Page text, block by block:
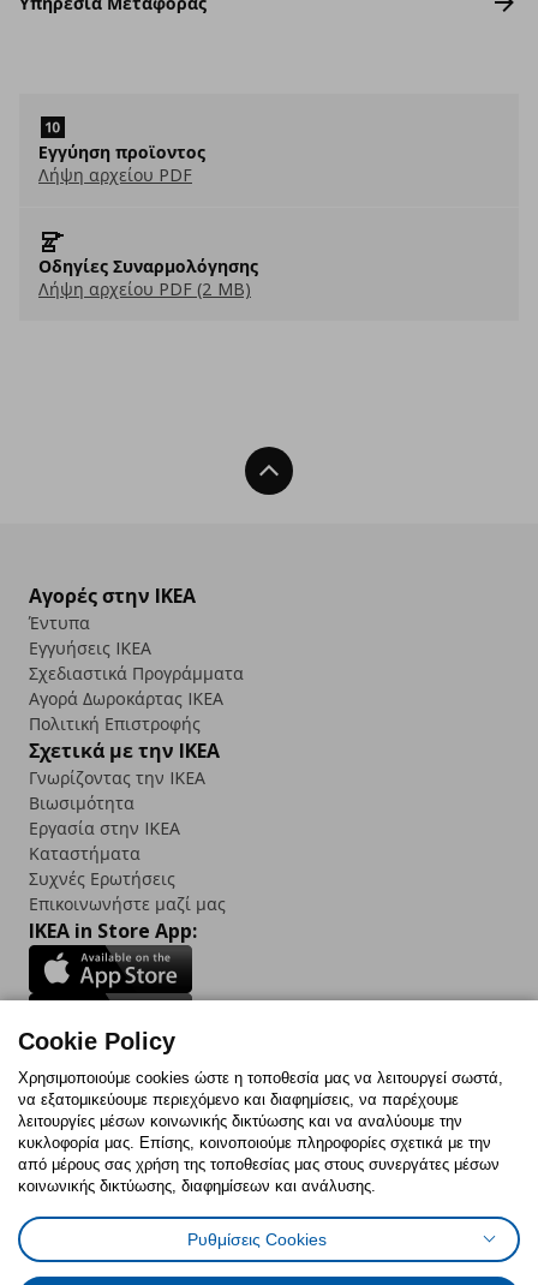
Eγγύηση προϊοντος
Λήψη αρχείου PDF
Οδηγίες Συναρμολόγησης
Λήψη αρχείου PDF (2 MB)
Back To Top
Αγορές στην IKEA
Έντυπα
Εγγυήσεις IKEA
Σχεδιαστικά Προγράμματα
Αγορά Δωρoκάρτας IKEA
Πολιτική Επιστροφής
Σχετικά με την IKEA
Γνωρίζοντας την IKEA
Βιωσιμότητα
Εργασία στην IKEA
Καταστήματα
Συχνές Ερωτήσεις
Επικοινωνήστε μαζί μας
IKEA in Store App:
Follow us:
FacebookInstagram
TikTokYoutubePinterestTwitter
Πολιτική CookiesΔήλωση ψηφιακής προσβασιμότητας
Έντυπο Επιστροφής / ΑκύρωσηςΡυθμίσεις cookiesΌροι Χρήσης
Cookie Policy
Χρησιμοποιούμε cookies ώστε η τοποθεσία μας να λειτουργεί σωστά,
να εξατομικεύουμε περιεχόμενο και διαφημίσεις, να παρέχουμε
λειτουργίες μέσων κοινωνικής δικτύωσης και να αναλύουμε την
κυκλοφορία μας. Επίσης, κοινοποιούμε πληροφορίες σχετικά με την
από μέρους σας χρήση της τοποθεσίας μας στους συνεργάτες μέσων
κοινωνικής δικτύωσης, διαφημίσεων και ανάλυσης.
Ρυθμίσεις Cookies